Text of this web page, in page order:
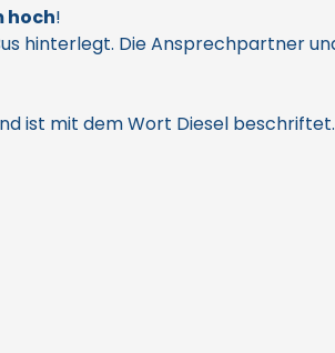
hoch!
hinterlegt. Die Ansprechpartner
ist mit dem Wort Diesel